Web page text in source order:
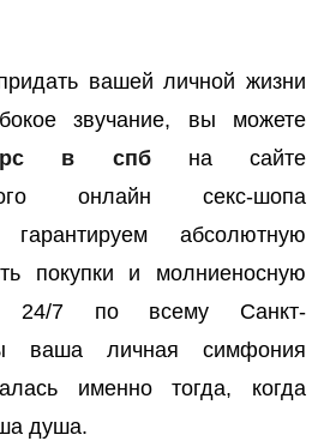
вашей личной жизни
звучание, вы можете
в спбна сайте
онлайн секс-шопа
абсолютную
покупки и молниеносную
24/7 по всему Санкт-
ваша личная симфония
именно тогда, когда
душа.